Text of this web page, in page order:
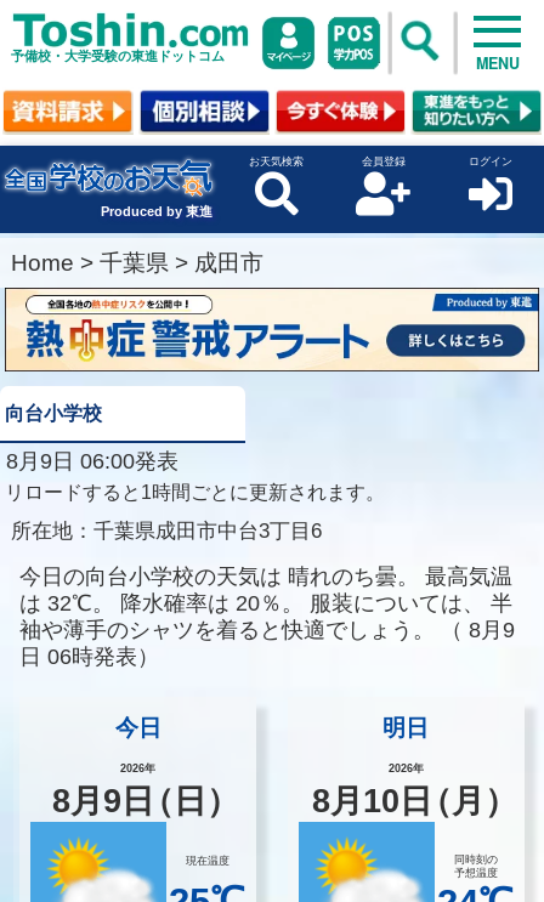
予備校・大学受験の東進ドットコム MENU
Produced by 東進
お天気検索 会員登録 ログイン
Home > 千葉県 > 成田市
向台小学校
8月9日 06:00発表
リロードすると1時間ごとに更新されます。
所在地： 千葉県成田市中台3丁目6
今日の向台小学校の天気は 晴れのち曇。
最高気温
は 32℃。 降水確率は 20％。 服装については、
半
袖や薄手のシャツを着ると快適でしょう。
（ 8月9
日 06時発表）
今日
2026年
8月 9 日（日）
現在温度
明日
2026年
8月 10 日（月）
同時刻の
予想温度